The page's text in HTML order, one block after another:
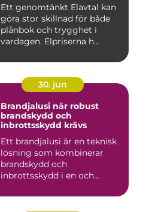
Ett genomtänkt Elavtal kan
göra stor skillnad för både
plånbok och trygghet i
vardagen. Elpriserna h...
30. jun
Brandjalusi när robust
brandskydd och
inbrottsskydd krävs
Ett brandjalusi är en teknisk
lösning som kombinerar
brandskydd och
inbrottsskydd i en och